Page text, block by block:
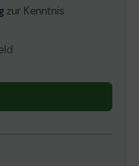
zur Kenntnis